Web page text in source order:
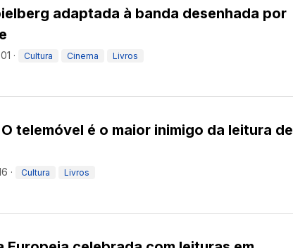
adaptada à banda desenhada por
· Cultura Cinema Livros
telemóvel é o maior inimigo da leitura de
· Cultura Livros